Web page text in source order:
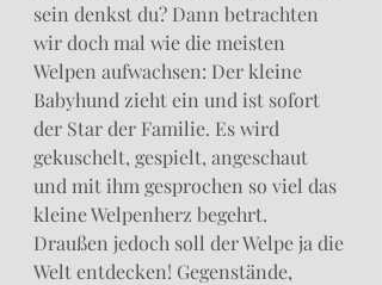
sein denkst du? Dann betrachten
wir doch mal wie die meisten
Welpen aufwachsen: Der kleine
Babyhund zieht ein und ist sofort
der Star der Familie. Es wird
gekuschelt, gespielt, angeschaut
und mit ihm gesprochen so viel das
kleine Welpenherz begehrt.
Draußen jedoch soll der Welpe ja die
Welt entdecken! Gegenstände,